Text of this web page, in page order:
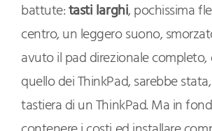
battute:tasti larghi, pochissima
centro, un leggero suono,
avuto il pad direzionale
quello dei ThinkPad, sarebbe
tastiera di un ThinkPad. Ma in